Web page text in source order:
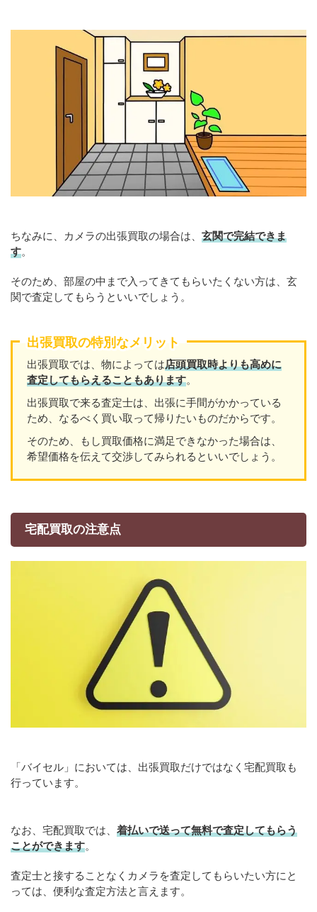
ちなみに、カメラの出張買取の場合は、 玄関で完結できま
す。
そのため、部屋の中まで入ってきてもらいたくない方は、玄
関で査定してもらうといいでしょう。
出張買取の特別なメリット
出張買取では、物によっては店頭買取時よりも高めに
査定してもらえることもあります。
出張買取で来る査定士は、出張に手間がかかっている
ため、なるべく買い取って帰りたいものだからです。
そのため、もし買取価格に満足できなかった場合は、
希望価格を伝えて交渉してみられるといいでしょう。
宅配買取の注意点
「バイセル」においては、出張買取だけではなく宅配買取も
行っています。
なお、宅配買取では、 着払いで送って無料で査定してもらう
ことができます。
査定士と接することなくカメラを査定してもらいたい方にと
っては、便利な査定方法と言えます。